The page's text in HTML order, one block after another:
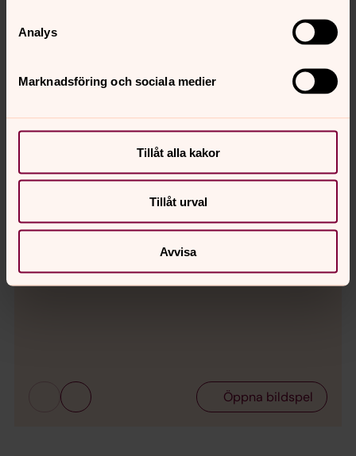
Analys
Marknadsföring och sociala medier
Tillåt alla kakor
Tillåt urval
Avvisa
Bild 1 av 9Foto: Josefin Roos
Bild
Öppna bildspel